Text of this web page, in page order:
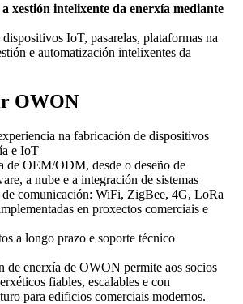
xestión intelixente da enerxía mediante
IoT, pasarelas, plataformas na
e automatización intelixentes da
OWON
na fabricación de dispositivos
e IoT
de OEM/ODM, desde o deseño de
a nube e a integración de sistemas
comunicación: WiFi, ZigBee, 4G, LoRa
en proxectos comerciais e
a longo prazo e soporte técnico
de enerxía de OWON permite aos socios
fiables, escalables e con
para edificios comerciais modernos.